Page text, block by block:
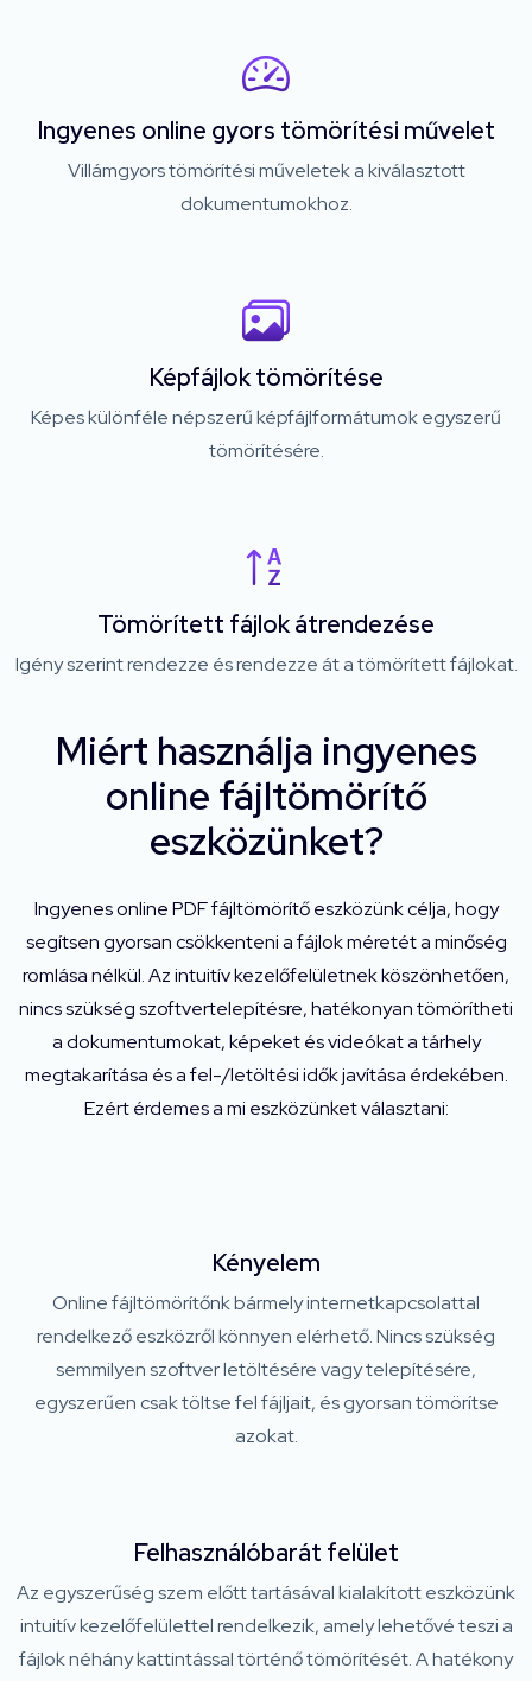
Ingyenes online gyors tömörítési művelet
Villámgyors tömörítési műveletek a kiválasztott
dokumentumokhoz.
Képfájlok tömörítése
Képes különféle népszerű képfájlformátumok egyszerű
tömörítésére.
Tömörített fájlok átrendezése
Igény szerint rendezze és rendezze át a tömörített fájlokat.
Miért használja ingyenes
online fájltömörítő
eszközünket?
Ingyenes online PDF fájltömörítő eszközünk célja, hogy
segítsen gyorsan csökkenteni a fájlok méretét a minőség
romlása nélkül. Az intuitív kezelőfelületnek köszönhetően,
nincs szükség szoftvertelepítésre, hatékonyan tömörítheti
a dokumentumokat, képeket és videókat a tárhely
megtakarítása és a fel-/letöltési idők javítása érdekében.
Ezért érdemes a mi eszközünket választani:
Kényelem
Online fájltömörítőnk bármely internetkapcsolattal
rendelkező eszközről könnyen elérhető. Nincs szükség
semmilyen szoftver letöltésére vagy telepítésére,
egyszerűen csak töltse fel fájljait, és gyorsan tömörítse
azokat.
Felhasználóbarát felület
Az egyszerűség szem előtt tartásával kialakított eszközünk
intuitív kezelőfelülettel rendelkezik, amely lehetővé teszi a
fájlok néhány kattintással történő tömörítését. A hatékony